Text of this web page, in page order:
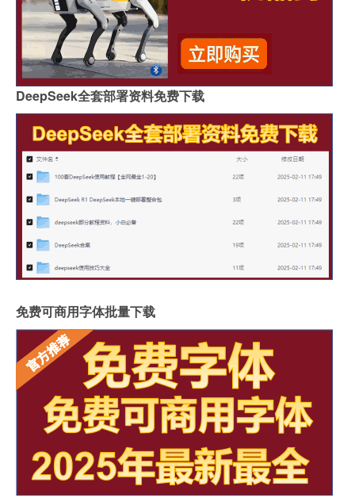
DeepSeek全套部署资料免费下载
免费可商用字体批量下载